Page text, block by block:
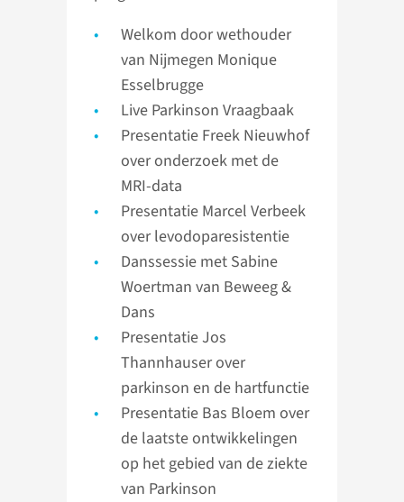
Welkom door wethouder
van Nijmegen Monique
Esselbrugge
Live Parkinson Vraagbaak
Presentatie Freek Nieuwhof
over onderzoek met de
MRI-data
Presentatie Marcel Verbeek
over levodoparesistentie
Danssessie met Sabine
Woertman van Beweeg &
Dans
Presentatie Jos
Thannhauser over
parkinson en de hartfunctie
Presentatie Bas Bloem over
de laatste ontwikkelingen
op het gebied van de ziekte
van Parkinson